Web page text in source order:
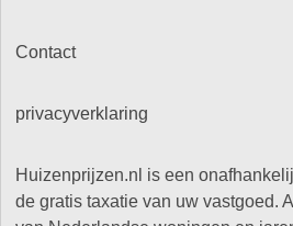
Contact
privacyverklaring
Huizenprijzen.nl is een
de gratis taxatie van uw vastgoed.